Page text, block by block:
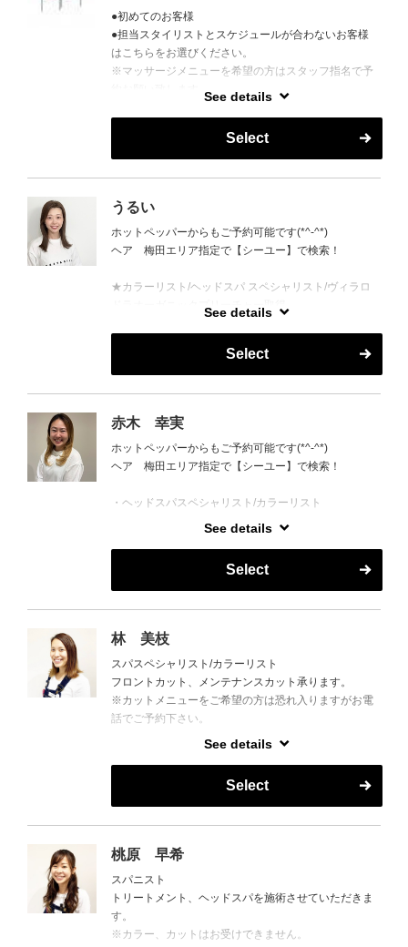
●初めてのお客様
●担当スタイリストとスケジュールが合わないお客様
はこちらをお選びください。
※マッサージメニューを希望の方はスタッフ指名で予
約お願い致します。
お電話で調整できる場合もございますので、お気軽に
お問い合わせください。
TEL 06-6147-7471
See details
Select
うるい
ホットペッパーからもご予約可能です(*^-^*)
ヘア 梅田エリア指定で【シーユー】で検索！
★カラーリスト/ヘッドスパ スペシャリスト/ヴィラロ
ドラオーガニックプリーチャー取得
美肌ケアやヘアケアもよく情報収集しては、いろんな
アイテムを試したりして、美容全般が好きです☆
季節に合わせたトレンドのカラーや似合わせカラーも
お任せください♪
クーポンやメニューでお悩みの方は、お電話でのご予
お店のインスタにオススメアイテムや期間限定メニュ
声が癒されると言ってくださる指名のお客様が多かっ
ヘッドスパやマッサージも得意なのでぜひ、ご体験く
ださい☆
1人1人に合わせたメニューのご提案と、おうちに帰っ
てからのケアまでしっかりとお伝えさせていただきま
まつげや眉毛のお悩みなど、なんでもご相談ください
美味しいものを食べることが大好きで、食べログ百名
店やインスタでお店を探しては、巡っています♪
See details
Select
赤木 幸実
ホットペッパーからもご予約可能です(*^-^*)
ヘア 梅田エリア指定で【シーユー】で検索！
・ヘッドスパスペシャリスト/カラーリスト
一緒に頭皮、毛髪のケアをしていきましょう!!
アプリ予約で取れにくい場合お電話でもご予約可能で
す◎
［勤務について］
◆勤務日 ： 基本的に日・祝休みのシフト制（11：00
～16：00）
※変更になることもございます。
See details
Select
林 美枝
スパスペシャリスト/カラーリスト
フロントカット、メンテナンスカット承ります。
※カットメニューをご希望の方は恐れ入りますがお電
話でご予約下さい。
See details
Select
桃原 早希
スパニスト
トリートメント、ヘッドスパを施術させていただきま
す。
※カラー、カットはお受けできません。